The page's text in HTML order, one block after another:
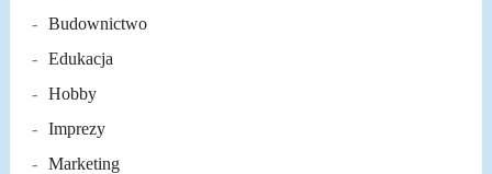
Budownictwo
Edukacja
Hobby
Imprezy
Marketing